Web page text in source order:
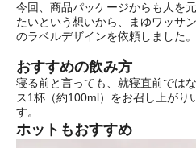
今回、商品パッケージからも人を
たいという想いから、まゆワッサ
のラベルデザインを依頼しました。
おすすめの飲み方
寝る前と言っても、就寝直前では
ス1杯（約100ml）をお召し上がり
す。
ホットもおすすめ